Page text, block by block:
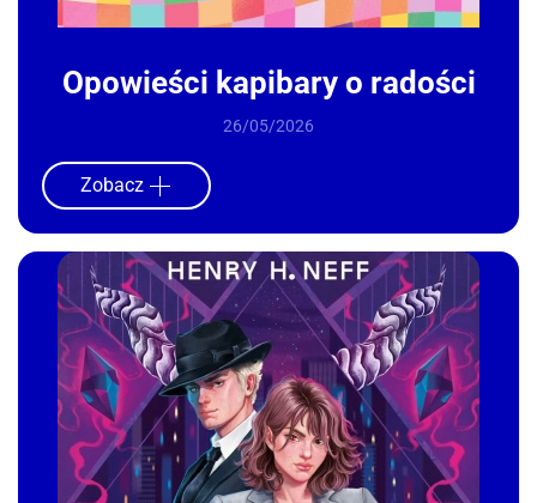
Opowieści kapibary o radości
26/05/2026
Zobacz